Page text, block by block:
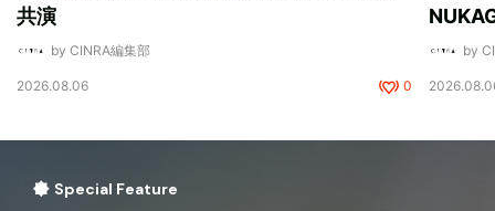
共演
by CINRA編集部
2026.08.06 0
by
Special Feature